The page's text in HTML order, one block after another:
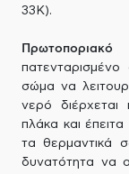
33Κ).
πατενταρισμένο
σώμα να
νερό
πλάκα και
τα θερμαντικά
δυνατότητα να